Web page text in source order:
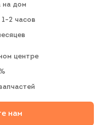
на дом
2 часов
центре
нам